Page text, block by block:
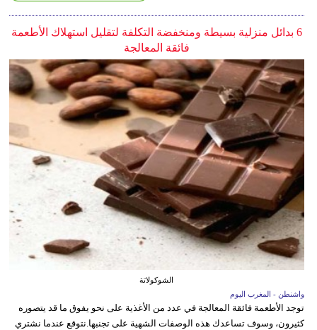
6 بدائل منزلية بسيطة ومنخفضة التكلفة لتقليل استهلاك الأطعمة
فائقة المعالجة
الشوكولاتة
واشنطن - المغرب اليوم
توجد الأطعمة فائقة المعالجة في عدد من الأغذية على نحو يفوق ما قد يتصوره
كثيرون، وسوف تساعدك هذه الوصفات الشهية على تجنبها.نتوقع عندما نشتري